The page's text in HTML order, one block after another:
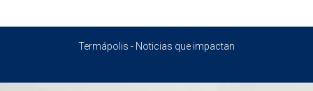
Termápolis - Noticias que impactan